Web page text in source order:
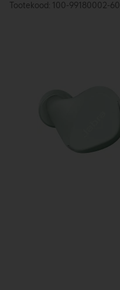
Tootekood: 100-99180002-60